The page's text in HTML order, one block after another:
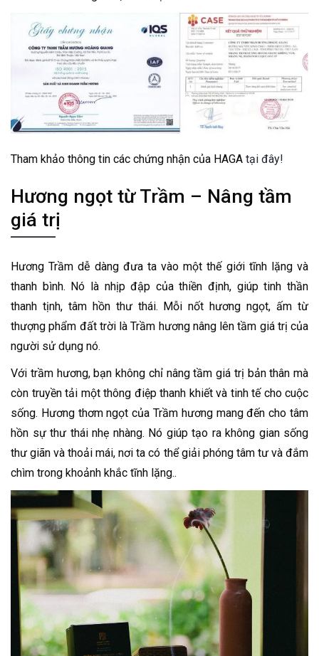
Tham khảo thông tin các chứng nhận của HAGA tại đây!
Hương ngọt từ Trầm – Nâng tầm
giá trị
Hương Trầm dễ dàng đưa ta vào một thế giới tĩnh lặng và
thanh bình. Nó là nhịp đập của thiền định, giúp tinh thần
thanh tịnh, tâm hồn thư thái. Mỗi nốt hương ngọt, ấm từ
thượng phẩm đất trời là Trầm hương nâng lên tầm giá trị của
người sử dụng nó.
Với trầm hương, bạn không chỉ nâng tầm giá trị bản thân mà
còn truyền tải một thông điệp thanh khiết và tinh tế cho cuộc
sống. Hương thơm ngọt của Trầm hương mang đến cho tâm
hồn sự thư thái nhẹ nhàng. Nó giúp tạo ra không gian sống
thư giãn và thoải mái, nơi ta có thể giải phóng tâm tư và đắm
chìm trong khoảnh khắc tĩnh lặng..